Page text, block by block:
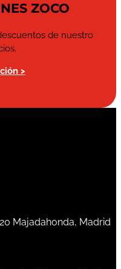
ZOCO
de nuestro
>
Majadahonda, Madrid